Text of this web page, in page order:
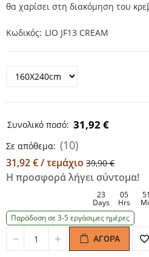
θα χαρίσει στη διακόμηση του
Κωδικός LIO JF13 CREAM
Συνολικό ποσό: 31,92 €
Σε απόθεμα: (10)
31,92 € / τεμάχιο 39,90 €
Η προσφορά λήγει σύντομα!
23
Days
05
Hrs
51
Παράδοση σε 3-5 εργάσιμες ημέρες
Quantity
Quantity ΑΓΟΡΆ